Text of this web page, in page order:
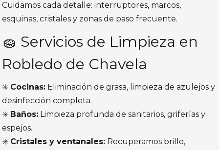
Cuidamos cada detalle: interruptores, marcos,
esquinas, cristales y zonas de paso frecuente.
🧽 Servicios de Limpieza en
Robledo de Chavela
✳️ Cocinas: Eliminación de grasa, limpieza de azulejos y
desinfección completa.
✳️ Baños: Limpieza profunda de sanitarios, griferías y
espejos.
✳️ Cristales y ventanales: Recuperamos brillo,